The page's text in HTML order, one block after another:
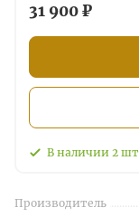
31 900 ₽
В наличии 2 шт
Производитель